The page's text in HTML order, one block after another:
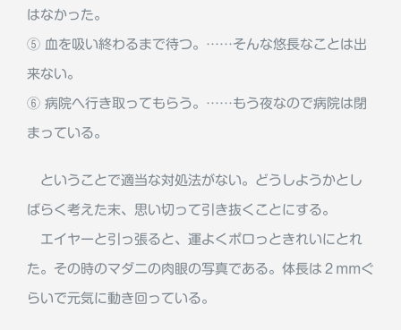
はなかった。
⑤ 血を吸い終わるまで待つ。……そんな悠長なことは出
来ない。
⑥ 病院へ行き取ってもらう。……もう夜なので病院は閉
まっている。
ということで適当な対処法がない。どうしようかとし
ばらく考えた末、思い切って引き抜くことにする。
エイヤーと引っ張ると、運よくポロっときれいにとれ
た。その時のマダニの肉眼の写真である。体長は２mmぐ
らいで元気に動き回っている。